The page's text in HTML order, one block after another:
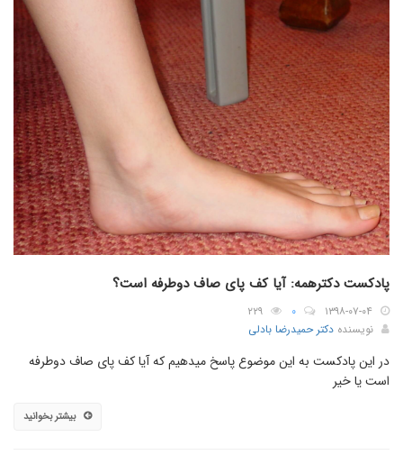
پادکست دکترهمه: آیا کف پای صاف دوطرفه است؟
۱۳۹۸-۰۷-۰۴ ۰
۲۲۹
نویسنده دکتر حمیدرضا بادلی
در این پادکست به این موضوع پاسخ میدهیم که آیا کف پای صاف دوطرفه
است یا خیر
بیشتر بخوانید